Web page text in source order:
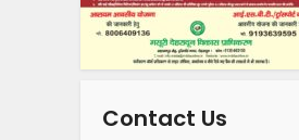
Contact Us